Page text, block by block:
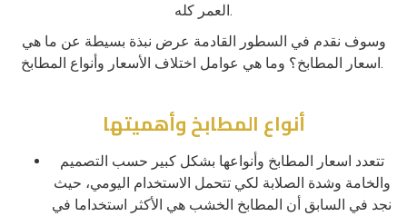
العمر كله.
وسوف نقدم في السطور القادمة عرض نبذة بسيطة عن ما هي
اسعار المطابخ؟ وما هي عوامل اختلاف الأسعار وأنواع المطابخ.
أنواع المطابخ وأهميتها
تتعدد اسعار المطابخ وأنواعها بشكل كبير حسب التصميم
والخامة وشدة الصلابة لكي تتحمل الاستخدام اليومي، حيث
نجد في السابق أن المطابخ الخشب هي الأكثر استخداما في